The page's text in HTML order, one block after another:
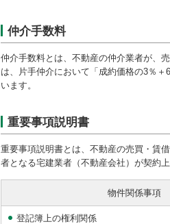
仲介手数料
仲介手数料とは、不動産の仲介業者が、
は、片手仲介において「成約価格の3％
います。
重要事項説明書
重要事項説明書とは、不動産の売買・賃
者となる宅建業者（不動産会社）が契約
物件関係事項
登記簿上の権利関係